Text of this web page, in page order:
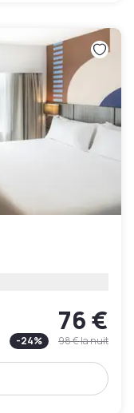
76 €
-24% 98 €la nuit